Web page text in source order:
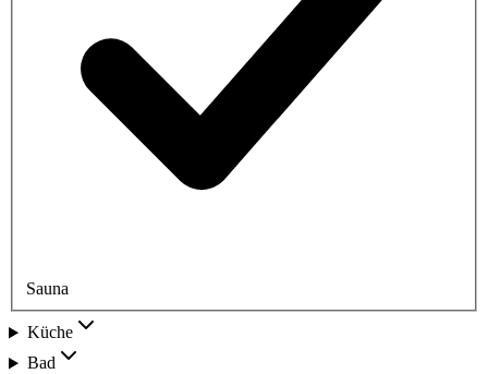
Sauna
Küche
Bad